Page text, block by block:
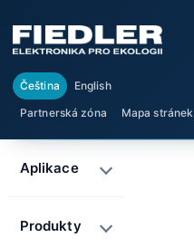
Čeština
English
Partnerská zóna
Mapa stránek
Aplikace
Produkty